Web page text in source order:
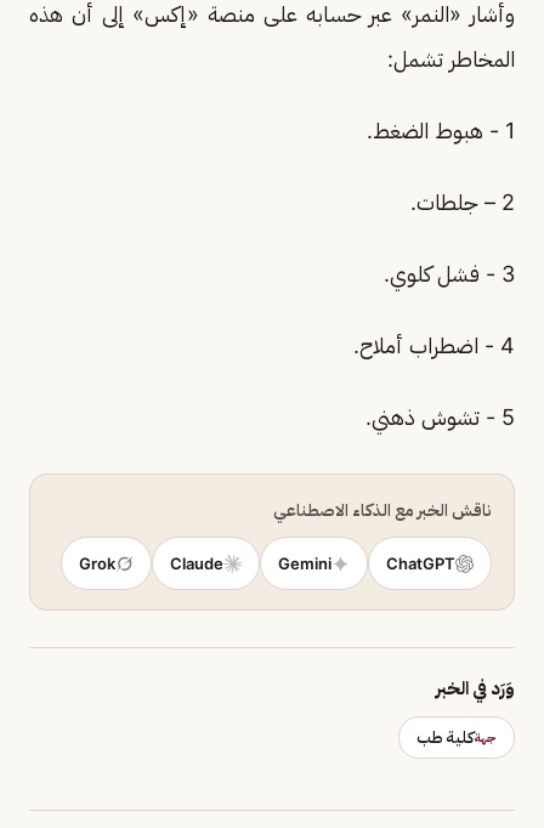
وأشار «النمر» عبر حسابه على منصة «إكس» إلى أن هذه
المخاطر تشمل:
1 - هبوط الضغط.
2 – جلطات.
3 - فشل كلوي.
4 - اضطراب أملاح.
5 - تشوش ذهني.
ناقش الخبر مع الذكاء الاصطناعي
ChatGPT
Gemini
Claude
Grok
وَرَد في الخبر
جهةكلية طب